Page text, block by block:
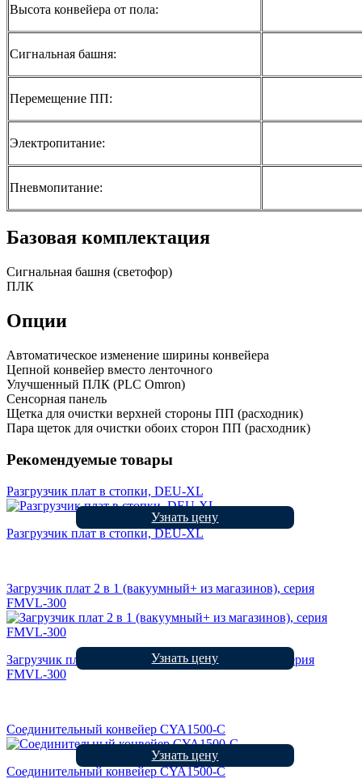
Высота конвейера от пола:
Сигнальная башня:
Перемещение ПП:
Электропитание:
Пневмопитание:
Базовая комплектация
Сигнальная башня (светофор)
ПЛК
Опции
Автоматическое изменение ширины конвейера
Цепной конвейер вместо ленточного
Улучшенный ПЛК (PLC Omron)
Сенсорная панель
Щетка для очистки верхней стороны ПП (расходник)
Пара щеток для очистки обоих сторон ПП (расходник)
Рекомендуемые товары
Разгрузчик плат в стопки, DEU-XL
Разгрузчик плат в стопки, DEU-XL
Узнать цену
Загрузчик плат 2 в 1 (вакуумный+ из магазинов), серия
FMVL-300
Загрузчик плат 2 в 1 (вакуумный+ из магазинов), серия
FMVL-300
Узнать цену
Соединительный конвейер CYA1500-C
Соединительный конвейер CYA1500-C
Узнать цену